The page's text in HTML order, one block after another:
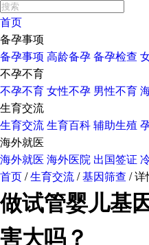
首页
备孕事项
备孕事项 高龄备孕备孕检查
不孕不育
不孕不育女性不孕 男性不育
生育交流
生育交流生育百科辅助生殖
海外就医
海外就医 海外医院 出国签证
首页/生育交流/基因筛查 /详
做试管婴儿基
害大吗？